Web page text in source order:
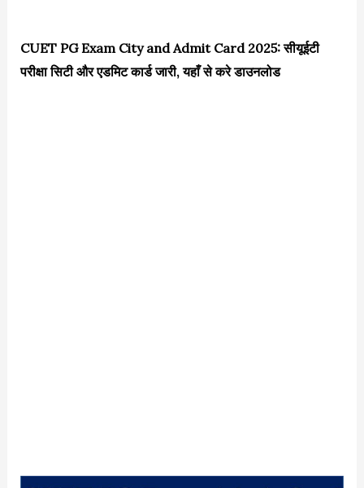
CUET PG Exam City and Admit Card 2025: सीयूईटी
परीक्षा सिटी और एडमिट कार्ड जारी, यहाँ से करे डाउनलोड